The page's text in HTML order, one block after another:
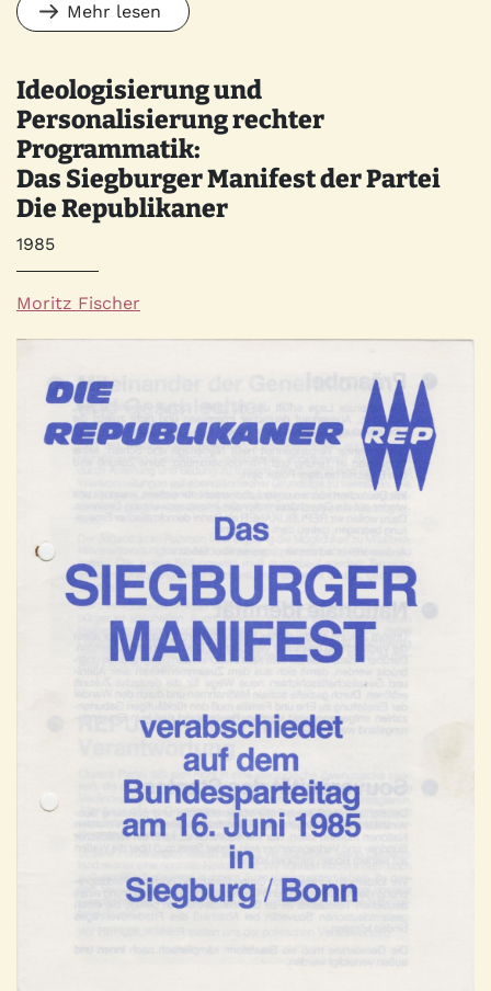
Mehr lesen
Ideologisierung und
Personalisierung rechter
Programmatik:
Das Siegburger Manifest der Partei
Die Republikaner
Jahr
1985
Autor*innen
Moritz Fischer